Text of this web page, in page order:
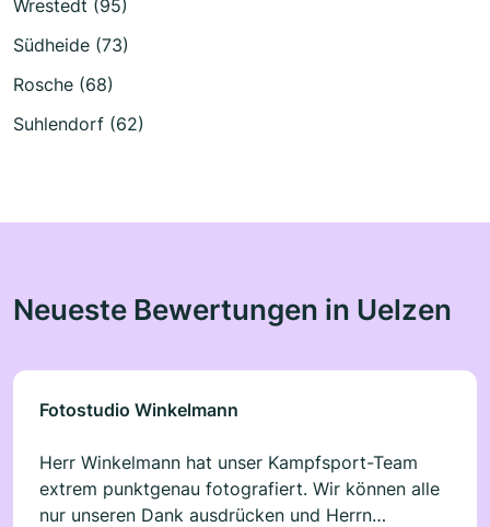
Wrestedt (95)
Südheide (73)
Rosche (68)
Suhlendorf (62)
Neueste Bewertungen in Uelzen
Fotostudio Winkelmann
Herr Winkelmann hat unser Kampfsport-Team
extrem punktgenau fotografiert. Wir können alle
nur unseren Dank ausdrücken und Herrn